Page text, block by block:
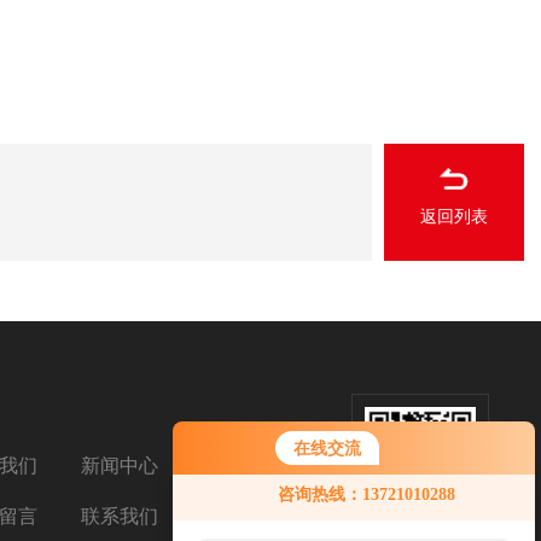
在线交流
咨询热线：13721010288
您好！欢迎前来咨询，很高兴为您
服务，请问您要咨询什么问题呢？
返回列表
们 新闻中心
言 联系我们